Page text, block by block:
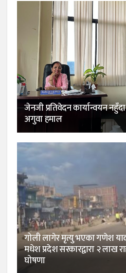
जेनजी प्रतिवेदन कार्यान्वयन
अगुवा हमाल
गोली लागेर मृत्यु भएका गणेश
मधेश प्रदेश सरकारद्वारा २ लाख
घोषणा